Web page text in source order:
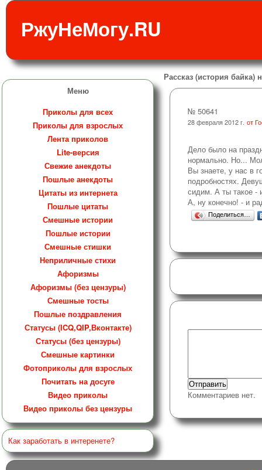
РжуНеМогу.RU
Меню
Приколы для всех
Приколы для взрослых
Лента приколов
Lite-версия
Свежие анекдоты
Пошлые анекдоты
Цитаты из интернета
Пошлые цитаты
Смешные истории
Пошлые истории
Смешные стишки
Неприличные стихи
Афоризмы
Афоризмы (без цензуры)
Смешные тосты
Пошлые поздравления
Статусы (ICQ,QIP,Вконтакте)
Статусы (без цензуры)
Смешные картинки
Фотоприколы для взрослых
Почитать на досуге
Видео приколы
Видео приколы без цензуры
Как заработать в интеренете?
Рассказ (история
№ 50641
28 февраля 2012 г. от
Дело было на
нормально. Но...
Вы знаете, у нас в
подробностях.
сидим. А ты такое -
А, ну конечно! - и
Поделиться…
Комментариев нет.